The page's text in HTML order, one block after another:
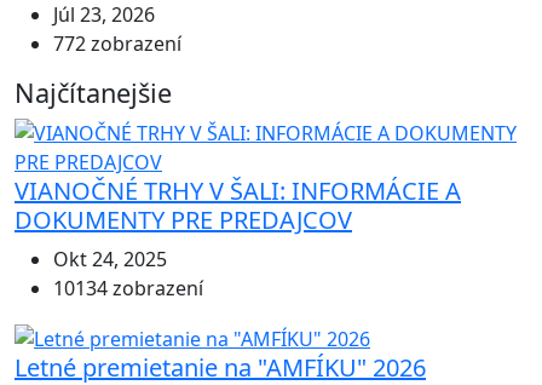
Júl 23, 2026
772 zobrazení
Najčítanejšie
VIANOČNÉ TRHY V ŠALI: INFORMÁCIE A
DOKUMENTY PRE PREDAJCOV
Okt 24, 2025
10134 zobrazení
Letné premietanie na "AMFÍKU" 2026